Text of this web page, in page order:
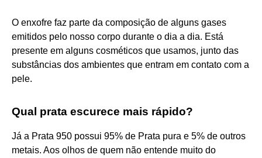
O enxofre faz parte da composição de alguns gases
emitidos pelo nosso corpo durante o dia a dia. Está
presente em alguns cosméticos que usamos, junto das
substâncias dos ambientes que entram em contato com a
pele.
Qual prata escurece mais rápido?
Já a Prata 950 possui 95% de Prata pura e 5% de outros
metais. Aos olhos de quem não entende muito do